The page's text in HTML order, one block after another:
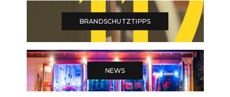
BRANDSCHUTZTIPPS
NEWS